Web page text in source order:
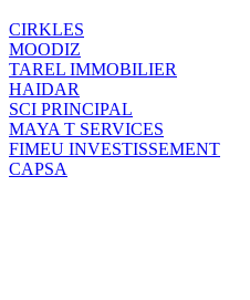
CIRKLES
MOODIZ
TAREL IMMOBILIER
HAIDAR
SCI PRINCIPAL
MAYA T SERVICES
FIMEU INVESTISSEMENT
CAPSA